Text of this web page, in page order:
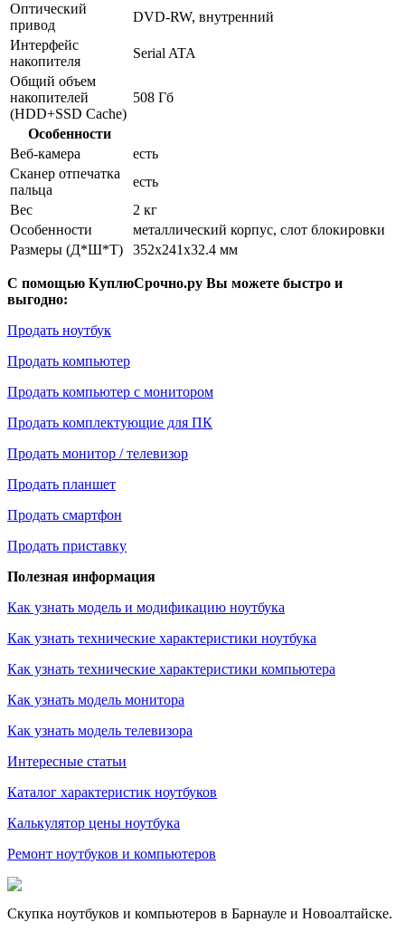
Оптический
привод
DVD-RW, внутренний
Интерфейс
накопителя
Serial ATA
Общий объем
накопителей
(HDD+SSD Cache)
508 Гб
Особенности
Веб-камера
есть
Сканер отпечатка
пальца
есть
Вес
2 кг
Особенности
металлический корпус, слот блокировки
Размеры (Д*Ш*Т)
352x241x32.4 мм
С помощью КуплюСрочно.ру Вы можете быстро и
выгодно:
Продать ноутбук
Продать компьютер
Продать компьютер с монитором
Продать комплектующие для ПК
Продать монитор / телевизор
Продать планшет
Продать смартфон
Продать приставку
Полезная информация
Как узнать модель и модификацию ноутбука
Как узнать технические характеристики ноутбука
Как узнать технические характеристики компьютера
Как узнать модель монитора
Как узнать модель телевизора
Интересные статьи
Каталог характеристик ноутбуков
Калькулятор цены ноутбука
Ремонт ноутбуков и компьютеров
Скупка ноутбуков и компьютеров в Барнауле и Новоалтайске.